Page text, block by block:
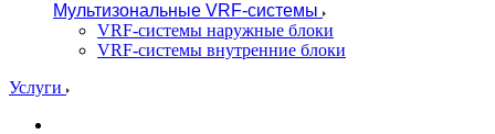
Мультизональные VRF-системы
VRF-системы наружные блоки
VRF-системы внутренние блоки
Услуги